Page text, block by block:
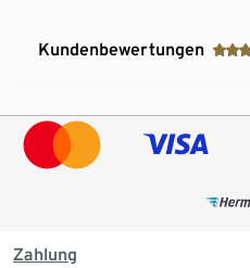
Kundenbewertungen
Zahlung